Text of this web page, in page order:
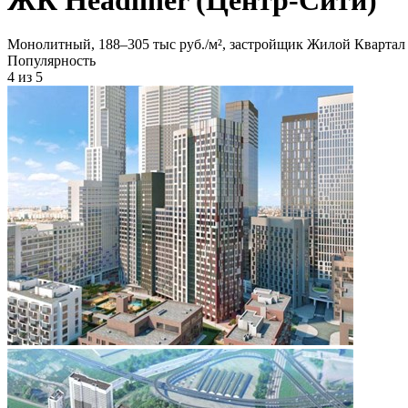
Монолитный, 188‒305 тыс руб./м², застройщик Жилой
Популярность
4 из 5